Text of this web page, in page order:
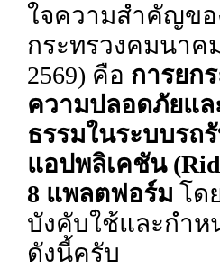
ใจความสำคัญขอ
กระทรวงคมนาค
2569) คือ การยก
ความปลอดภัยแล
ธรรมในระบบรถ
แอปพลิเคชัน
8 แพลตฟอร์ม โด
บังคับใช้และกำ
ดังนี้ครับ